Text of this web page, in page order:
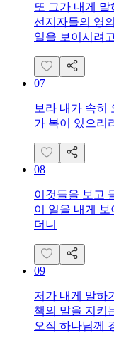
또 그가 내게
선지자들의 영
일을 보이시려
07
보라 내가 속히
가 복이 있으리
08
이것들을 보고
이 일을 내게
더니
09
저가 내게 말하
책의 말을 지키
오직 하나님께